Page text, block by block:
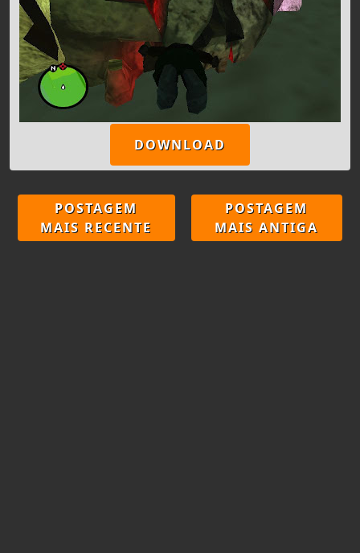
DOWNLOAD
POSTAGEM
MAIS RECENTE
POSTAGEM
MAIS ANTIGA